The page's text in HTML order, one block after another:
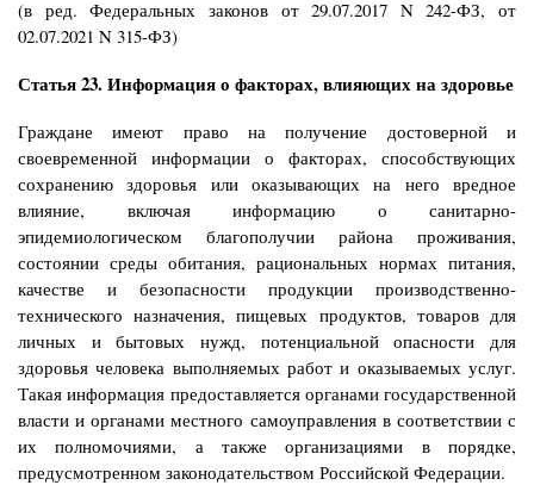
(в ред. Федеральных законов от 29.07.2017 N 242-ФЗ, от
02.07.2021 N 315-ФЗ)
Статья 23. Информация о факторах, влияющих на здоровье
Граждане имеют право на получение достоверной и
своевременной информации о факторах, способствующих
сохранению здоровья или оказывающих на него вредное
влияние, включая информацию о санитарно-
эпидемиологическом благополучии района проживания,
состоянии среды обитания, рациональных нормах питания,
качестве и безопасности продукции производственно-
технического назначения, пищевых продуктов, товаров для
личных и бытовых нужд, потенциальной опасности для
здоровья человека выполняемых работ и оказываемых услуг.
Такая информация предоставляется органами государственной
власти и органами местного самоуправления в соответствии с
их полномочиями, а также организациями в порядке,
предусмотренном законодательством Российской Федерации.